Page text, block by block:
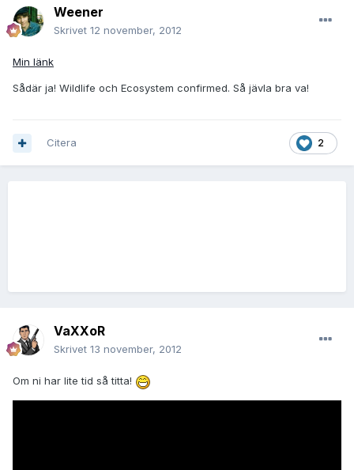
Weener
Skrivet 12 november, 2012
Min länk
Sådär ja! Wildlife och Ecosystem confirmed. Så jävla bra va!
2
Citera
VaXXoR
Skrivet 13 november, 2012
Om ni har lite tid så titta!